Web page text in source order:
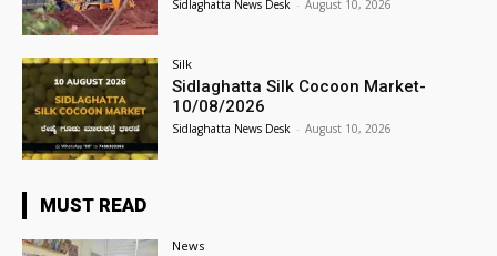
Sidlaghatta News Desk - August 10, 2026
Silk
Sidlaghatta Silk Cocoon Market-
10/08/2026
Sidlaghatta News Desk - August 10, 2026
MUST READ
News